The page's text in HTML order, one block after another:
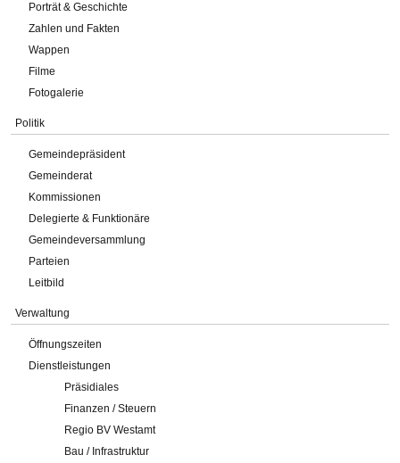
Porträt & Geschichte
Zahlen und Fakten
Wappen
Filme
Fotogalerie
Politik
Gemeindepräsident
Gemeinderat
Kommissionen
Delegierte & Funktionäre
Gemeindeversammlung
Parteien
Leitbild
Verwaltung
Öffnungszeiten
Dienstleistungen
Präsidiales
Finanzen / Steuern
Regio BV Westamt
Bau / Infrastruktur